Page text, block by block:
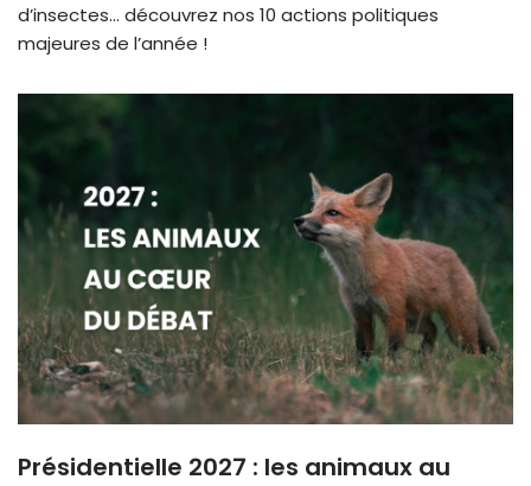
d’insectes… découvrez nos 10 actions politiques
majeures de l’année !
Présidentielle 2027 : les animaux au